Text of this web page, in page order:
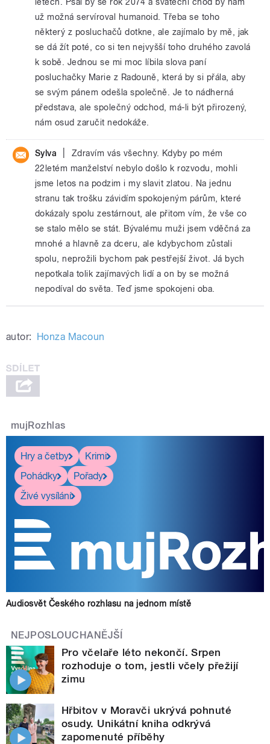
už možná servíroval humanoid. Třeba se toho
některý z posluchačů dotkne, ale zajímalo by mě, jak
se dá žít poté, co si ten nejvyšší toho druhého zavolá
k sobě. Jednou se mi moc líbila slova paní
posluchačky Marie z Radouně, která by si přála, aby
se svým pánem odešla společně. Je to nádherná
představa, ale společný odchod, má-li být přirozený,
nám osud zaručit nedokáže.
Sylva
Zdravím vás všechny. Kdyby po mém
22letém manželství nebylo došlo k rozvodu, mohli
jsme letos na podzim i my slavit zlatou. Na jednu
stranu tak trošku závidím spokojeným párům, které
dokázaly spolu zestárnout, ale přitom vím, že vše co
se stalo mělo se stát. Bývalému muži jsem vděčná za
mnohé a hlavně za dceru, ale kdybychom zůstali
spolu, neprožili bychom pak pestřejší život. Já bych
nepotkala tolik zajímavých lidí a on by se možná
nepodíval do světa. Teď jsme spokojeni oba.
autor: Honza Macoun
mujRozhlas
Hry a četby
Krimi
Pohádky
Pořady
Živé vysílání
Audiosvět Českého rozhlasu na jednom místě
NEJPOSLOUCHANĚJŠÍ
Pro včelaře léto nekončí. Srpen
rozhoduje o tom, jestli včely přežijí
zimu
Hřbitov v Moravči ukrývá pohnuté
osudy. Unikátní kniha odkrývá
zapomenuté příběhy